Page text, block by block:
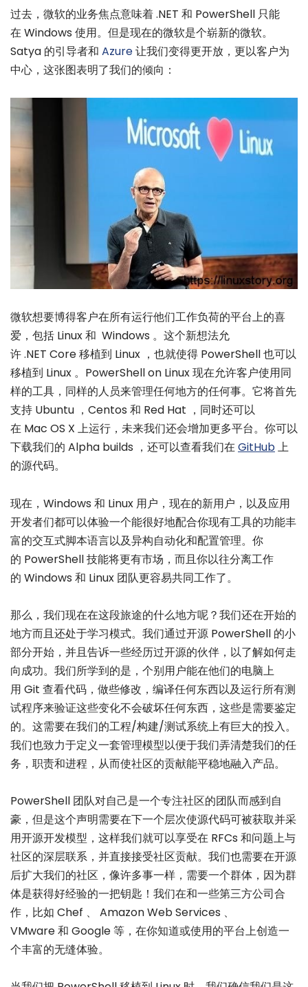
过去，微软的业务焦点意味着 .NET 和 PowerShell 只能
在 Windows 使用。但是现在的微软是个崭新的微软。
Satya 的引导者和 Azure让我们变得更开放，更以客户为
中心，这张图表明了我们的倾向：
微软想要博得客户在所有运行他们工作负荷的平台上的喜
爱，包括 Linux 和 Windows 。这个新想法允
许 .NET Core 移植到 Linux ，也就使得 PowerShell 也可以
移植到 Linux 。PowerShell on Linux 现在允许客户使用同
样的工具，同样的人员来管理任何地方的任何事。它将首先
支持 Ubuntu ，Centos 和 Red Hat ，同时还可以
在 Mac OS X 上运行，未来我们还会增加更多平台。你可以
下载我们的 Alpha builds ，还可以查看我们在GitHub上
的源代码。
现在，Windows 和 Linux 用户，现在的新用户，以及应用
开发者们都可以体验一个能很好地配合你现有工具的功能丰
富的交互式脚本语言以及异构自动化和配置管理。你
的 PowerShell 技能将更有市场，而且你以往分离工作
的 Windows 和 Linux 团队更容易共同工作了。
那么，我们现在在这段旅途的什么地方呢？我们还在开始的
地方而且还处于学习模式。我们通过开源 PowerShell 的小
部分开始，并且告诉一些经历过开源的伙伴，以了解如何走
向成功。我们所学到的是，个别用户能在他们的电脑上
用 Git 查看代码，做些修改，编译任何东西以及运行所有测
试程序来验证这些变化不会破坏任何东西，这些是需要鉴定
的。这需要在我们的工程/构建/测试系统上有巨大的投入。
我们也致力于定义一套管理模型以便于我们弄清楚我们的任
务，职责和进程，从而使社区的贡献能平稳地融入产品。
PowerShell 团队对自己是一个专注社区的团队而感到自
豪，但是这个声明需要在下一个层次使源代码可被获取并采
用开源开发模型，这样我们就可以享受在 RFCs 和问题上与
社区的深层联系，并直接接受社区贡献。我们也需要在开源
后扩大我们的社区，像许多事一样，需要一个群体，因为群
体是获得好经验的一把钥匙！我们在和一些第三方公司合
作，比如 Chef 、 Amazon Web Services 、
VMware 和 Google 等，在你知道或使用的平台上创造一
个丰富的无缝体验。